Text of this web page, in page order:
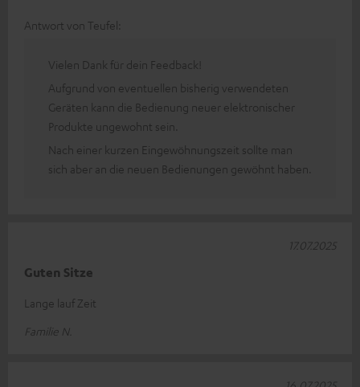
Antwort von Teufel:
Vielen Dank für dein Feedback!
Aufgrund von eventuellen bisherig verwendeten
Geräten kann die Bedienung neuer elektronischer
Produkte ungewohnt sein.
Nach einer kurzen Eingewöhnungszeit sollte man
sich aber an die neuen Bedienungen gewöhnt haben.
Guten Sitze
Lange lauf Zeit
Familie N.
17.07.2025